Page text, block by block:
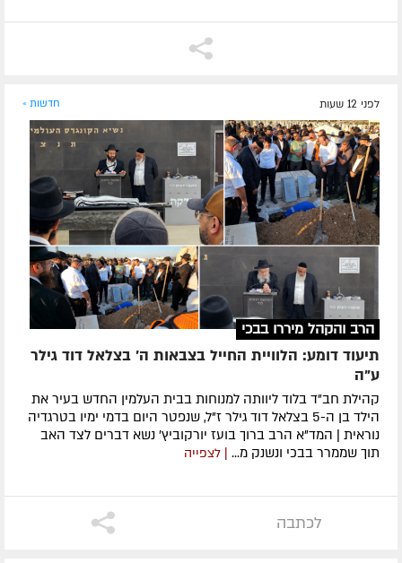
לפני 12 שעות חדשות »
הרב והקהל מיררו בבכי
תיעוד דומע: הלוויית החייל בצבאות ה' בצלאל דוד גילר
ע"ה
קהילת חב"ד בלוד ליוותה למנוחות בבית העלמין החדש בעיר את
הילד בן ה-5 בצלאל דוד גילר ז"ל, שנפטר היום בדמי ימיו בטרגדיה
נוראית | המד"א הרב ברוך בועז יורקוביץ' נשא דברים לצד האב
תוך שממרר בבכי ונשנק מ... | לצפייה
לכתבה